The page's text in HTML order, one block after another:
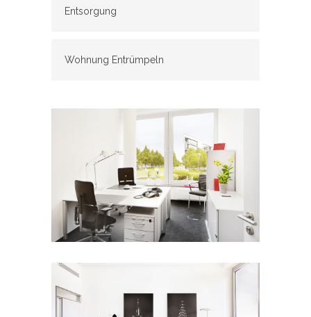
Entsorgung
Wohnung Entrümpeln